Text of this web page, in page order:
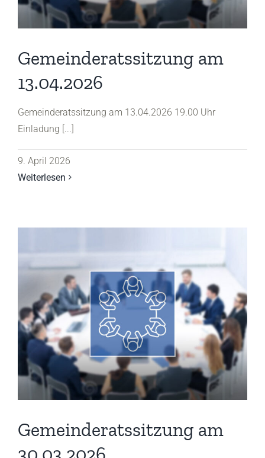
Gemeinderatssitzung am
13.04.2026
Gemeinderatssitzung am 13.04.2026 19.00 Uhr
Einladung [...]
9. April 2026
Weiterlesen
Gemeinderatssitzung am